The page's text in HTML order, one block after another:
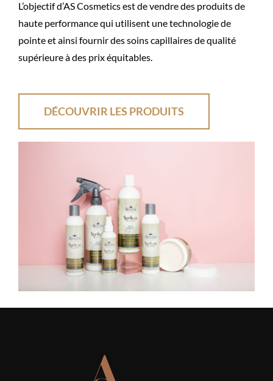
L’objectif d’AS Cosmetics est de vendre des produits de
haute performance qui utilisent une technologie de
pointe et ainsi fournir des soins capillaires de qualité
supérieure à des prix équitables.
DÉCOUVRIR LES PRODUITS